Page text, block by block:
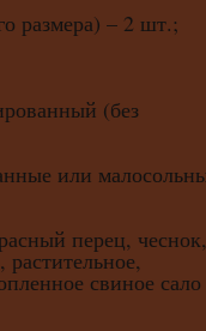
размера) – 2 шт.;
(без
или
перец, чеснок,
свиное